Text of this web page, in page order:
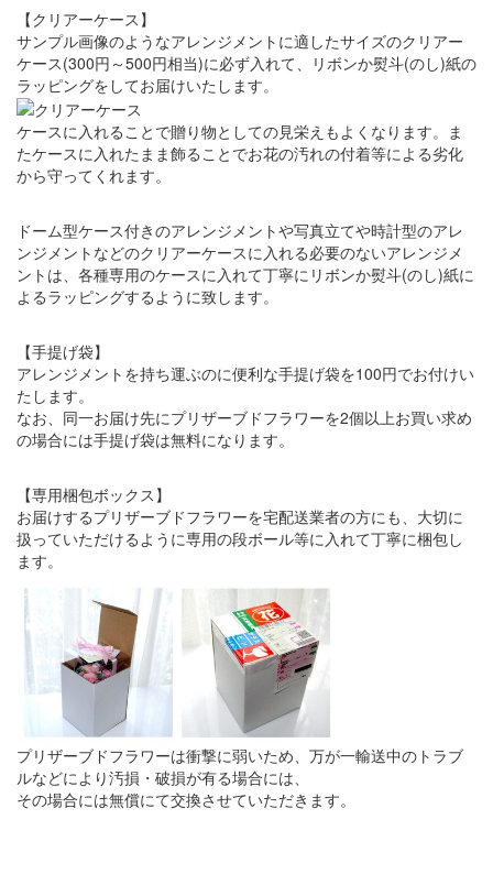
【クリアーケース】
サンプル画像のようなアレンジメントに適したサイズのクリアー
ケース(300円～500円相当)に必ず入れて、リボンか熨斗(のし)紙の
ラッピングをしてお届けいたします。
ケースに入れることで贈り物としての見栄えもよくなります。ま
たケースに入れたまま飾ることでお花の汚れの付着等による劣化
から守ってくれます。
ドーム型ケース付きのアレンジメントや写真立てや時計型のアレ
ンジメントなどのクリアーケースに入れる必要のないアレンジメ
ントは、各種専用のケースに入れて丁寧にリボンか熨斗(のし)紙に
よるラッピングするように致します。
【手提げ袋】
アレンジメントを持ち運ぶのに便利な手提げ袋を100円でお付けい
たします。
なお、同一お届け先にプリザーブドフラワーを2個以上お買い求め
の場合には手提げ袋は無料になります。
【専用梱包ボックス】
お届けするプリザーブドフラワーを宅配送業者の方にも、大切に
扱っていただけるように専用の段ボール等に入れて丁寧に梱包し
ます。
プリザーブドフラワーは衝撃に弱いため、万が一輸送中のトラブ
ルなどにより汚損・破損が有る場合には、
その場合には無償にて交換させていただきます。